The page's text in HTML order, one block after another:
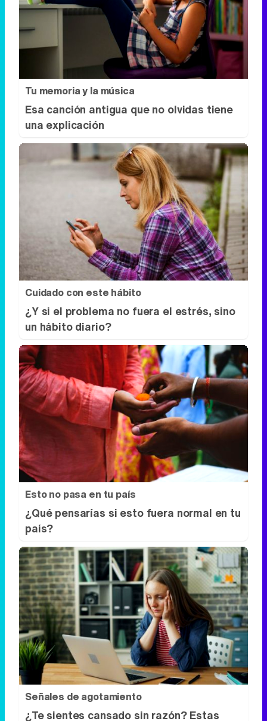
Tu memoria y la música
Esa canción antigua que no olvidas tiene
una explicación
Cuidado con este hábito
¿Y si el problema no fuera el estrés, sino
un hábito diario?
Esto no pasa en tu país
¿Qué pensarías si esto fuera normal en tu
país?
Señales de agotamiento
¿Te sientes cansado sin razón? Estas